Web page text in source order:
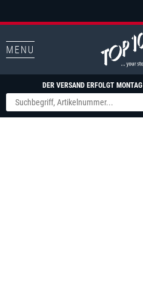
MENU
DER VERSAND ERFOLGT MONTAG